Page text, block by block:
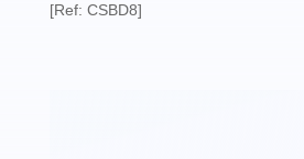
[Ref: CSBD8]